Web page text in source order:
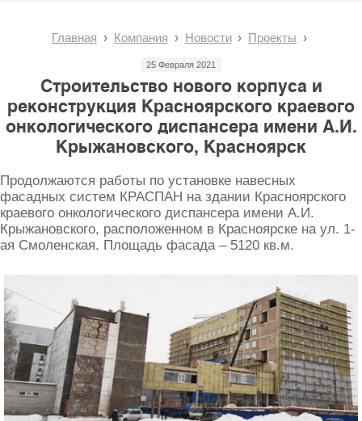
Главная Компания Новости Проекты
25 Февраля 2021
Строительство нового корпуса и
реконструкция Красноярского краевого
онкологического диспансера имени А.И.
Крыжановского, Красноярск
Продолжаются работы по установке навесных
фасадных систем КРАСПАН на здании Красноярского
краевого онкологического диспансера имени А.И.
Крыжановского, расположенном в Красноярске на ул. 1-
ая Смоленская. Площадь фасада – 5120 кв.м.